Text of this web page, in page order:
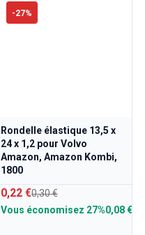
-27%
Rondelle élastique 13,5 x
24 x 1,2 pour Volvo
Amazon, Amazon Kombi,
1800
0,22 €0,30 €
Vous économisez 27%0,08 €